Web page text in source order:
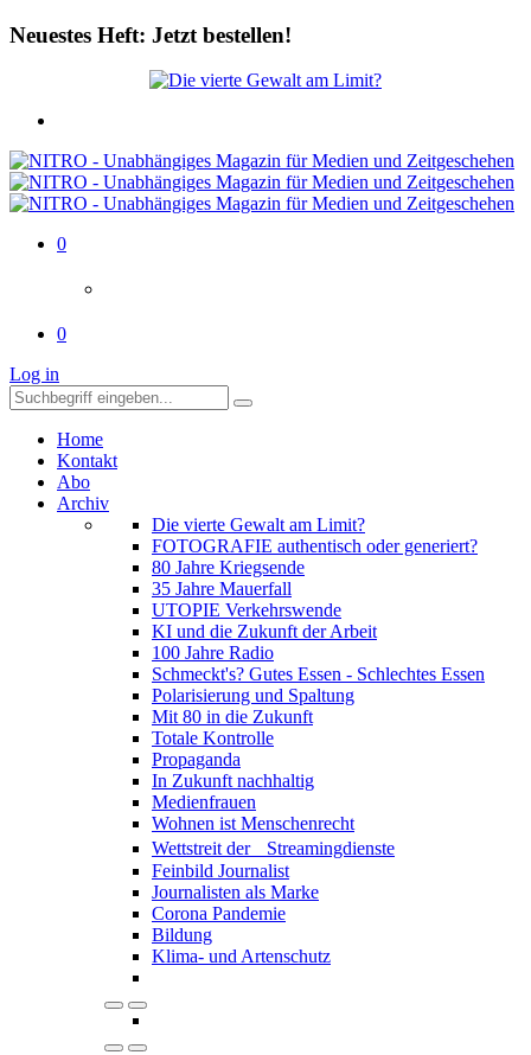
Neuestes Heft: Jetzt bestellen!
0
0
Log in
Home
Kontakt
Abo
Archiv
Die vierte Gewalt am Limit?
FOTOGRAFIE authentisch oder generiert?
80 Jahre Kriegsende
35 Jahre Mauerfall
UTOPIE Verkehrswende
KI und die Zukunft der Arbeit
100 Jahre Radio
Schmeckt's? Gutes Essen - Schlechtes Essen
Polarisierung und Spaltung
Mit 80 in die Zukunft
Totale Kontrolle
Propaganda
In Zukunft nachhaltig
Medienfrauen
Wohnen ist Menschenrecht
Wettstreit der Streamingdienste
Feinbild Journalist
Journalisten als Marke
Corona Pandemie
Bildung
Klima- und Artenschutz